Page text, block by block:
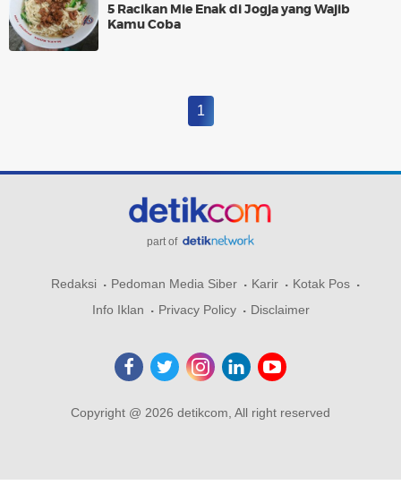
5 Racikan Mie Enak di Jogja yang Wajib
Kamu Coba
1
part of
Redaksi Pedoman Media Siber Karir
Kotak Pos
Info Iklan
Privacy Policy Disclaimer
Copyright @ 2026 detikcom, All right reserved